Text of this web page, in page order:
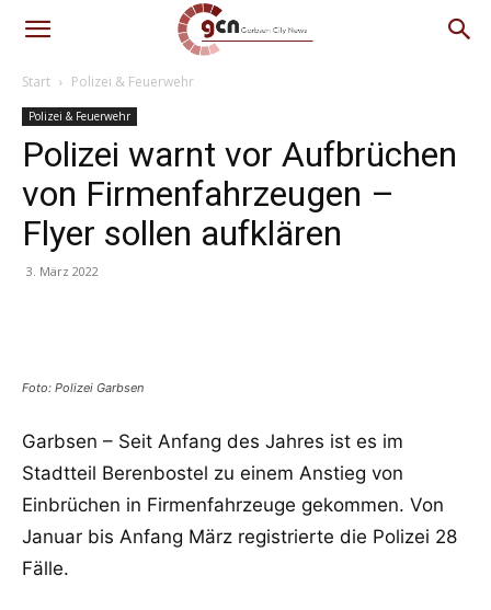
Start Polizei & Feuerwehr
Polizei & Feuerwehr
Polizei warnt vor Aufbrüchen
von Firmenfahrzeugen –
Flyer sollen aufklären
3. März 2022
Foto: Polizei Garbsen
Garbsen – Seit Anfang des Jahres ist es im
Stadtteil Berenbostel zu einem Anstieg von
Einbrüchen in Firmenfahrzeuge gekommen. Von
Januar bis Anfang März registrierte die Polizei 28
Fälle.